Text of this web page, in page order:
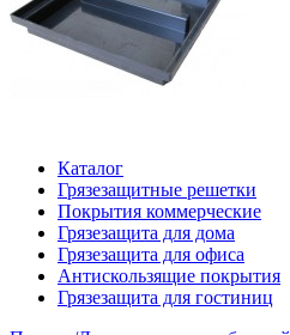
Каталог
Грязезащитные решетки
Покрытия коммерческие
Грязезащита для дома
Грязезащита для офиса
Антискользящие покрытия
Грязезащита для гостиниц